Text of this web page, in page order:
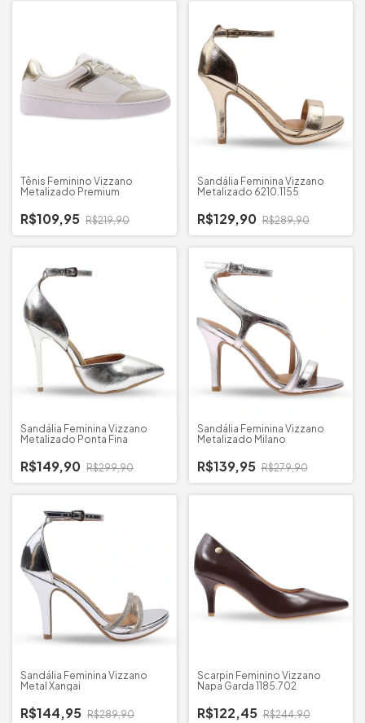
Tênis Feminino Vizzano
Metalizado Premium
R$109,95 R$219,90
Sandália Feminina Vizzano
Metalizado 6210.1155
R$129,90 R$289,90
Sandália Feminina Vizzano
Metalizado Ponta Fina
R$149,90 R$299,90
Sandália Feminina Vizzano
Metalizado Milano
R$139,95 R$279,90
Sandália Feminina Vizzano
Metal Xangai
R$144,95 R$289,90
Scarpin Feminino Vizzano
Napa Garda 1185.702
R$122,45 R$244,90